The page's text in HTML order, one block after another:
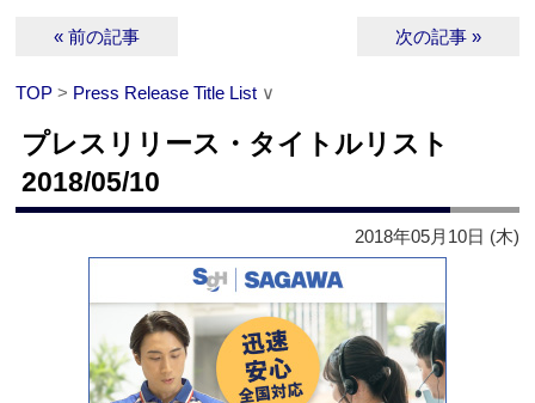
« 前の記事 次の記事 »
TOP > Press Release Title List ∨
プレスリリース・タイトルリスト
2018/05/10
2018年05月10日 (木)